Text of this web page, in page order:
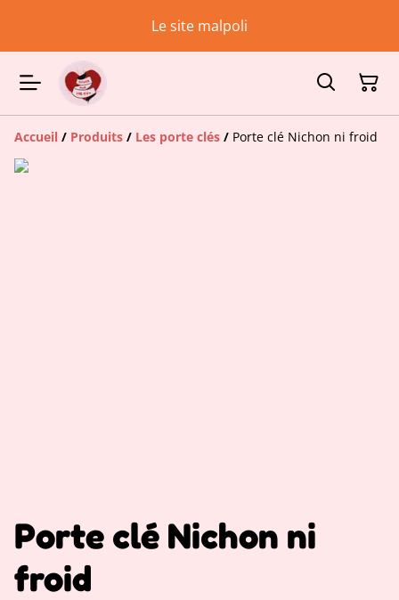
Le site malpoli
Accueil / Produits / Les porte clés / Porte clé Nichon ni froid
Porte clé Nichon ni
froid